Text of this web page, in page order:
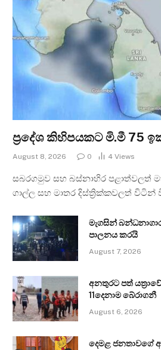
ප්‍රදේශ කිහිපයකට මි.මී 75
August 8, 2026 0 4 Views
සබරගමුව සහ බස්නාහිර පළාත්වලත්
ගාල්ල සහ මාතර දිස්ත්‍රික්කවලත්
මැගසින්
පාලනය කරයි
August 7, 2026
අනතුරට පත්
11දෙනාම බේරාගනී
August 6, 2026
දෙමළ ජනතාවගේ